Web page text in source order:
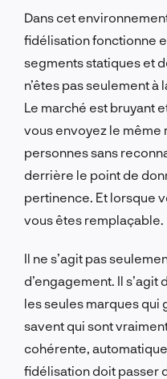
Dans cet
fidélisation fonctionne
segments statiques et
n’êtes pas seulement à
Le marché est bruyant
vous envoyez le même
personnes sans
derrière le point de
pertinence. Et lorsque
vous êtes remplaçable.
Il ne s’agit pas
d’engagement. Il
les seules marques qui
savent qui sont
cohérente,
fidélisation doit passer